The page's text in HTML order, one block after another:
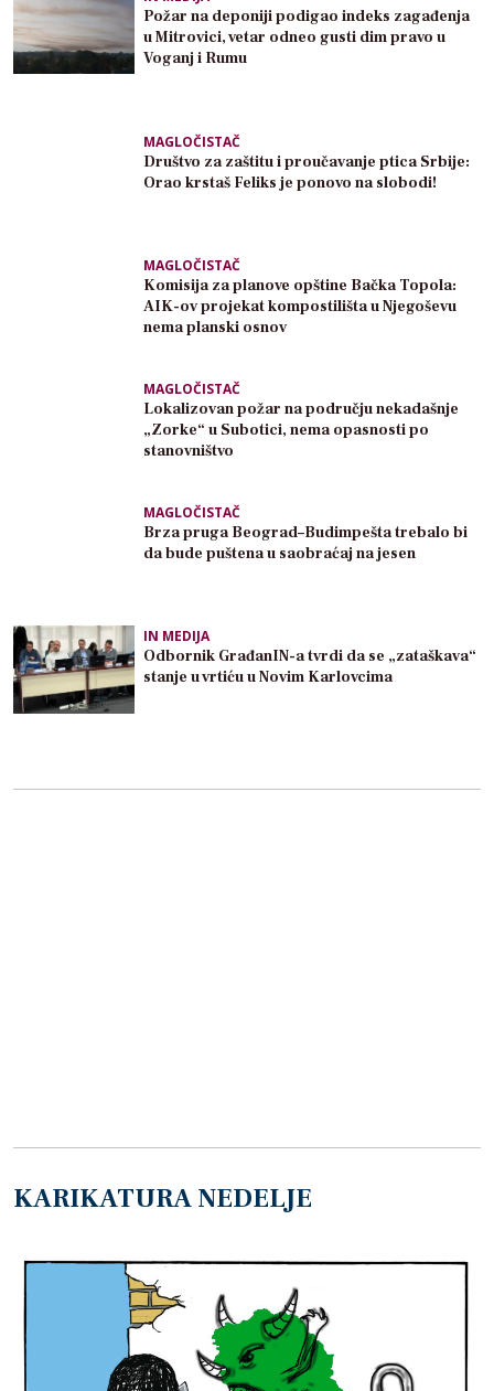
Požar na deponiji podigao indeks zagađenja
u Mitrovici, vetar odneo gusti dim pravo u
Voganj i Rumu
MAGLOČISTAČ
Društvo za zaštitu i proučavanje ptica Srbije:
Orao krstaš Feliks je ponovo na slobodi!
MAGLOČISTAČ
Komisija za planove opštine Bačka Topola:
AIK-ov projekat kompostilišta u Njegoševu
nema planski osnov
MAGLOČISTAČ
Lokalizovan požar na području nekadašnje
„Zorke“ u Subotici, nema opasnosti po
stanovništvo
MAGLOČISTAČ
Brza pruga Beograd–Budimpešta trebalo bi
da bude puštena u saobraćaj na jesen
IN MEDIJA
Odbornik GrađanIN-a tvrdi da se „zataškava“
stanje u vrtiću u Novim Karlovcima
KARIKATURA NEDELJE